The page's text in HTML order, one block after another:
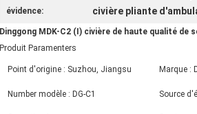
évidence:
civière pliante
Dinggong MDK-C2 (I) civière de haute qualité de
Produit Paramenters
Point d'origine : Suzhou, Jiangsu Marque :
Number modèle : DG-C1 Source